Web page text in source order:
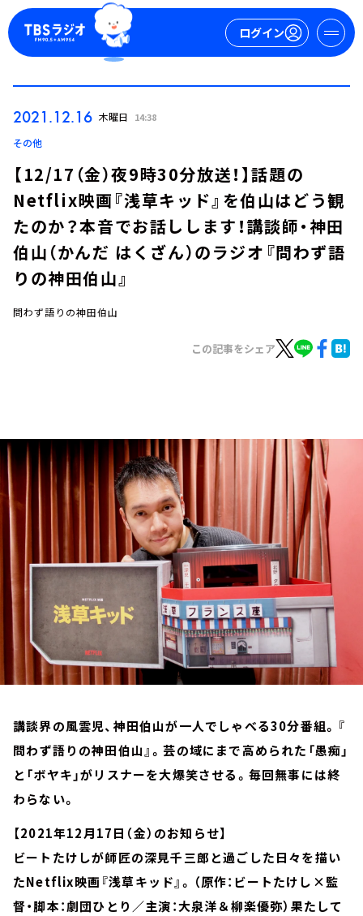
ログイン
週間番組表
2021.12.16 木曜日 14:38
その他
【12/17（金）夜9時30分放送！】話題の
Netflix映画『浅草キッド』を伯山はどう観
たのか？本音でお話しします！講談師・神田
伯山（かんだ はくざん）のラジオ『問わず語
りの神田伯山』
問わず語りの神田伯山
この記事をシェア
講談界の風雲児、神田伯山が一人でしゃべる30分番組。『
問わず語りの神田伯山』。芸の域にまで高められた「愚痴」
と「ボヤキ」がリスナーを大爆笑させる。毎回無事には終
わらない。
【2021年12月17日（金）のお知らせ】
ビートたけしが師匠の深見千三郎と過ごした日々を描い
たNetflix映画『浅草キッド』。（原作：ビートたけし×監
督・脚本：劇団ひとり／主演：大泉洋＆柳楽優弥）果たして